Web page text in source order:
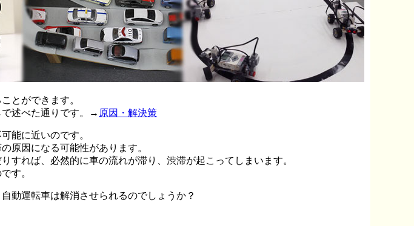
とができます。
で述べた通りです。→ 原因・解決策
能に近いのです。
原因になる可能性があります。
すれば、必然的に車の流れが滞り、渋滞が起こってしまいます。
す。
動運転車は解消させられるのでしょうか？